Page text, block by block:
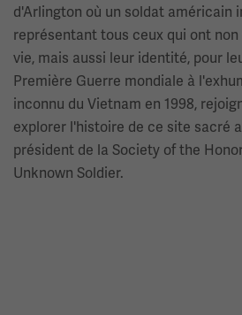
d'Arlington où un soldat américain
représentant tous ceux qui ont
vie, mais aussi leur identité, pour
Première Guerre mondiale à
inconnu du Vietnam en 1998,
explorer l'histoire de ce site sacré
président de la Society of the
Unknown Soldier.